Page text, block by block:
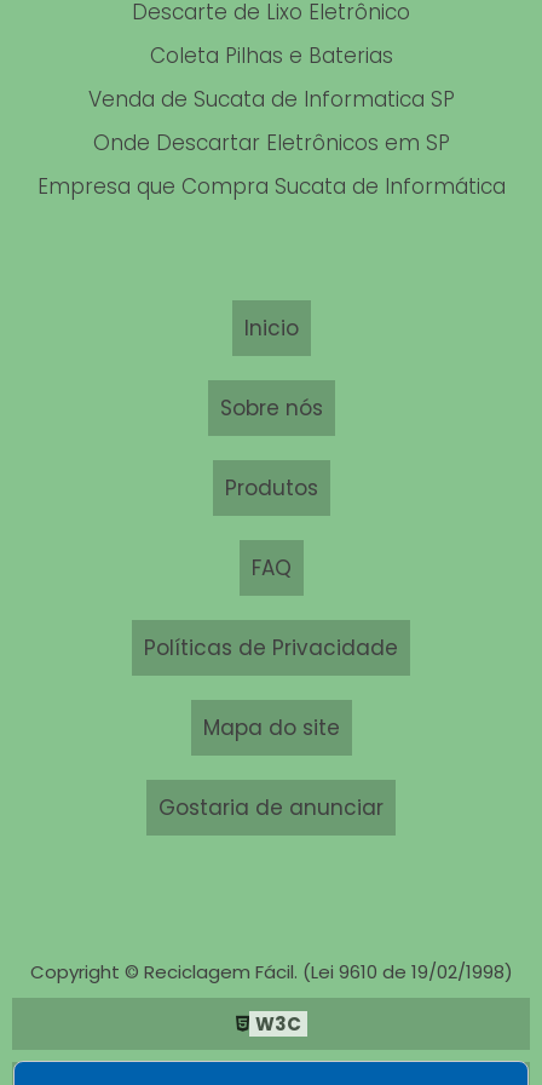
DESCARTE DE HD
COLETA DE FERRO
COLETA DE SUCATA DE FERRO
Descarte de Lixo Eletrônico
Coleta Pilhas e Baterias
Venda de Sucata de Informatica SP
Onde Descartar Eletrônicos em SP
Empresa que Compra Sucata de Informática
Inicio
Sobre nós
Produtos
FAQ
Políticas de Privacidade
Mapa do site
Gostaria de anunciar
Copyright © Reciclagem Fácil. (Lei 9610 de 19/02/1998)
W3C